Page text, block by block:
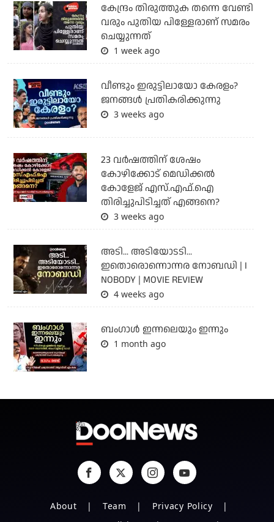
കേന്ദ്രം തിരുത്തുക തന്നെ വേണ്ടി
വരും പുതിയ പിള്ളേരാണ് സമരം
ചെയ്യുന്നത്
1 week ago
വീണ്ടും ഇരുട്ടിലായോ കേരളം?
ജനങ്ങൾ പ്രതികരിക്കുന്നു
3 weeks ago
23 വർഷത്തിന് ശേഷം
കോഴിക്കോട് മെഡിക്കൽ
കോളേജ് എസ്.എഫ്.ഐ
തിരിച്ചുപിടിച്ചത് എങ്ങനെ?
3 weeks ago
അടി... അടിയോടടി...
ഇതൊരൊന്നൊന്നര നോബഡി | I
NOBODY | MOVIE REVIEW
4 weeks ago
ബംഗാള്‍ ഇന്നലെയും ഇന്നും
1 month ago
About Team
Privacy Policy